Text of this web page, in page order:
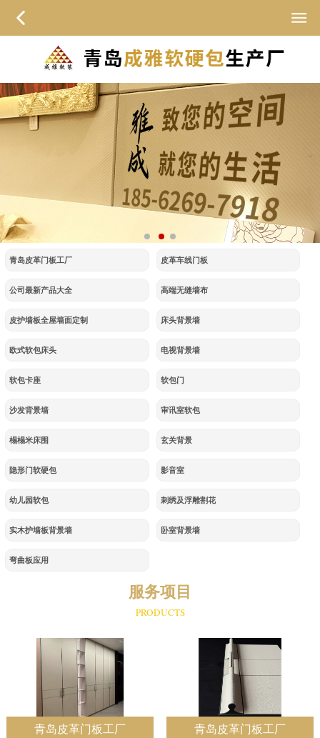
青岛皮革门板工厂 皮革车线门板
公司最新产品大全 高端无缝墙布
皮护墙板全屋墙面定制 床头背景墙
欧式软包床头 电视背景墙
软包卡座 软包门
沙发背景墙 审讯室软包
榻榻米床围 玄关背景
隐形门软硬包 影音室
幼儿园软包 刺绣及浮雕割花
实木护墙板背景墙 卧室背景墙
弯曲板应用
服务项目
PRODUCTS
青岛皮革门板工厂 青岛皮革门板工厂